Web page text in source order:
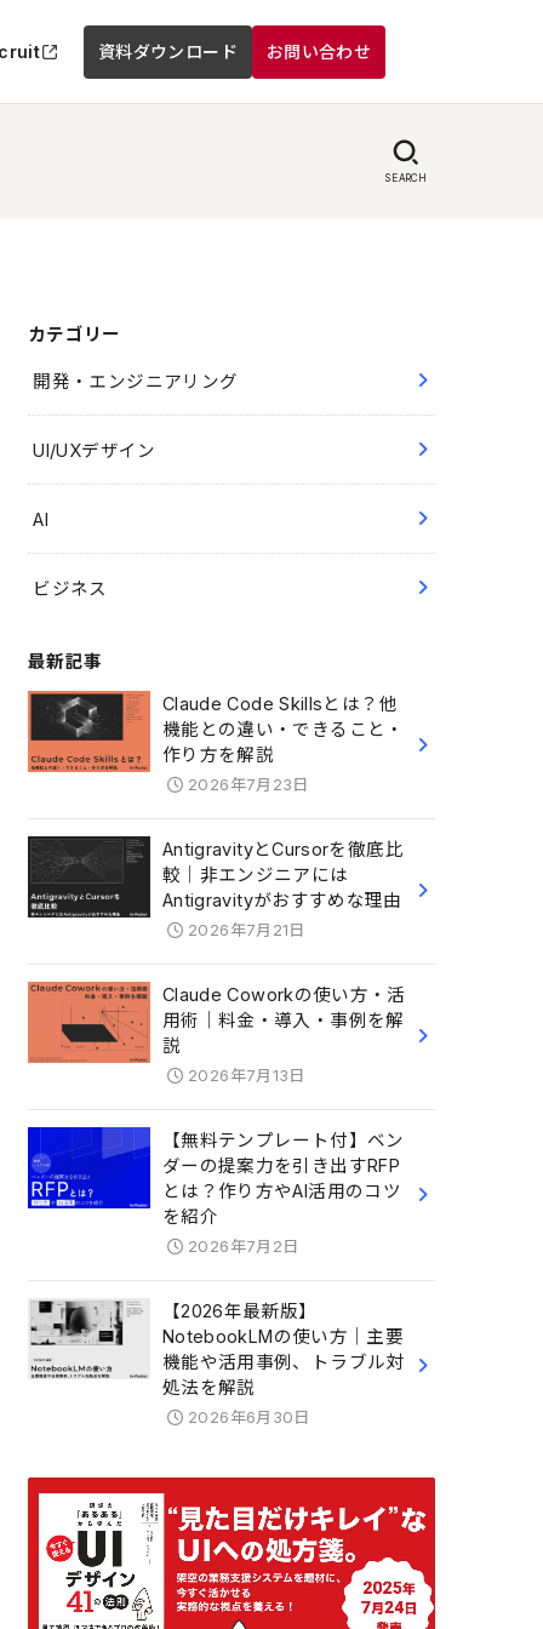
資料ダウンロード お問い合わせ
SEARCH
カテゴリー
開発・エンジニアリング
UI/UXデザイン
AI
ビジネス
最新記事
Claude Code Skillsとは？他
機能との違い・できること・
作り方を解説
2026年7月23日
AntigravityとCursorを徹底比
較｜非エンジニアには
Antigravityがおすすめな理由
2026年7月21日
Claude Coworkの使い方・活
用術｜料金・導入・事例を解
説
2026年7月13日
【無料テンプレート付】ベン
ダーの提案力を引き出すRFP
とは？作り方やAI活用のコツ
を紹介
2026年7月2日
【2026年最新版】
NotebookLMの使い方｜主要
機能や活用事例、トラブル対
処法を解説
2026年6月30日